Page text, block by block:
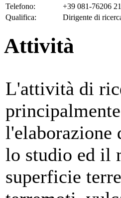
Telefono:
+39 081-76206 21
Qualifica:
Dirigente di
Attività
L'attività di
l'elaborazione
lo studio ed il
superficie